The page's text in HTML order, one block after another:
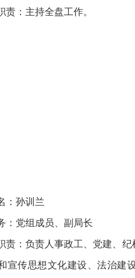
：主持全盘工作。
孙训兰
组成员、副局长
：负责人事政工、党建、纪
宣传思想文化建设、法治建